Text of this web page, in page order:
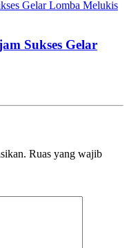
Sukses Gelar
Ruas yang wajib